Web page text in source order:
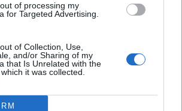
of processing my
for Targeted Advertising.
of Collection, Use,
and/or Sharing of my
that Is Unrelated with the
it was collected.
08., szombat
elfogadta a felkérést a
elnöki tisztségre